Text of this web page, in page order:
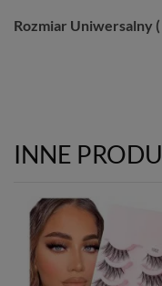
Rozmiar Uniwersalny
INNE